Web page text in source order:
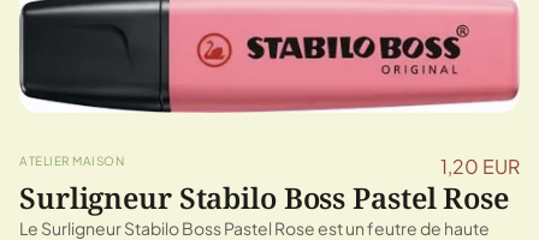
ATELIER MAISON 1,20 EUR
Surligneur Stabilo Boss Pastel Rose
Le Surligneur Stabilo Boss Pastel Rose est un feutre de haute